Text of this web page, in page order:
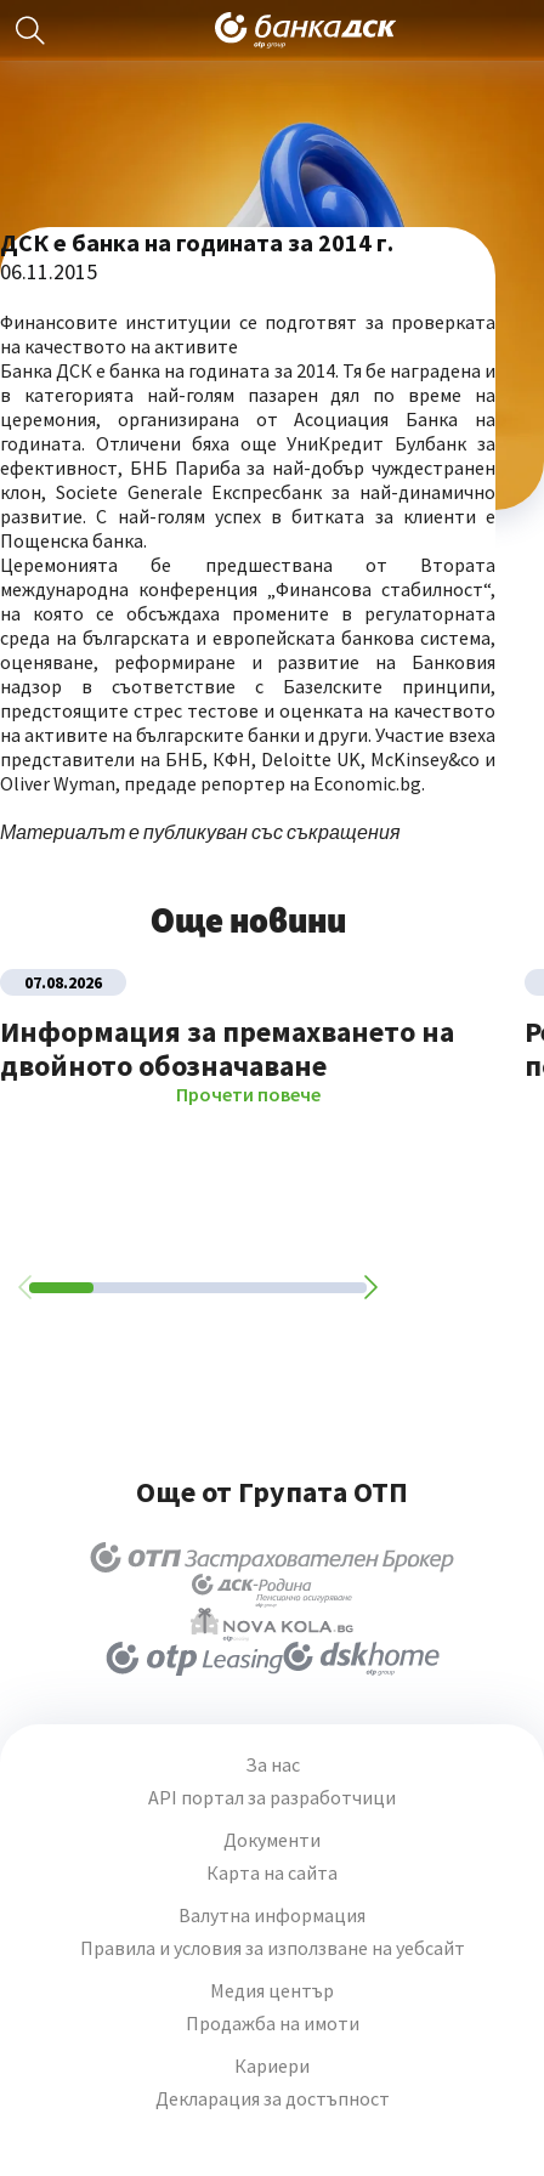
ДСК е банка на годината за 2014 г.
06.11.2015
Финансовите институции се подготвят за проверката
на качеството на активите
Банка ДСК е банка на годината за 2014. Тя бе наградена и
в категорията най-голям пазарен дял по време на
церемония, организирана от Асоциация Банка на
годината. Отличени бяха още УниКредит Булбанк за
ефективност, БНБ Париба за най-добър чуждестранен
клон, Societe Generale Експресбанк за най-динамично
развитие. С най-голям успех в битката за клиенти е
Пощенска банка.
Церемонията бе предшествана от Втората
международна конференция „Финансова стабилност“,
на която се обсъждаха промените в регулаторната
среда на българската и европейската банкова система,
оценяване, реформиране и развитие на Банковия
надзор в съответствие с Базелските принципи,
предстоящите стрес тестове и оценката на качеството
на активите на българските банки и други. Участие взеха
представители на БНБ, КФН, Deloitte UK, McKinsey&co и
Oliver Wyman, предаде репортер на Economic.bg.
Материалът е публикуван със съкращения
Още новини
07.08.2026
Информация за премахването на
двойното обозначаване
Прочети повече
Още от Групата ОТП
За нас
API портал за разработчици
Документи
Карта на сайта
Валутна информация
Правила и условия за използване на уебсайт
Медия център
Продажба на имоти
Кариери
Декларация за достъпност